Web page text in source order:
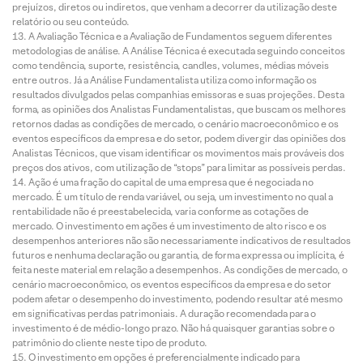
prejuízos, diretos ou indiretos, que venham a decorrer da utilização deste
relatório ou seu conteúdo.
A Avaliação Técnica e a Avaliação de Fundamentos seguem diferentes
metodologias de análise. A Análise Técnica é executada seguindo conceitos
como tendência, suporte, resistência, candles, volumes, médias móveis
entre outros. Já a Análise Fundamentalista utiliza como informação os
resultados divulgados pelas companhias emissoras e suas projeções. Desta
forma, as opiniões dos Analistas Fundamentalistas, que buscam os melhores
retornos dadas as condições de mercado, o cenário macroeconômico e os
eventos específicos da empresa e do setor, podem divergir das opiniões dos
Analistas Técnicos, que visam identificar os movimentos mais prováveis dos
preços dos ativos, com utilização de “stops” para limitar as possíveis perdas.
Ação é uma fração do capital de uma empresa que é negociada no
mercado. É um título de renda variável, ou seja, um investimento no qual a
rentabilidade não é preestabelecida, varia conforme as cotações de
mercado. O investimento em ações é um investimento de alto risco e os
desempenhos anteriores não são necessariamente indicativos de resultados
futuros e nenhuma declaração ou garantia, de forma expressa ou implícita, é
feita neste material em relação a desempenhos. As condições de mercado, o
cenário macroeconômico, os eventos específicos da empresa e do setor
podem afetar o desempenho do investimento, podendo resultar até mesmo
em significativas perdas patrimoniais. A duração recomendada para o
investimento é de médio-longo prazo. Não há quaisquer garantias sobre o
patrimônio do cliente neste tipo de produto.
O investimento em opções é preferencialmente indicado para